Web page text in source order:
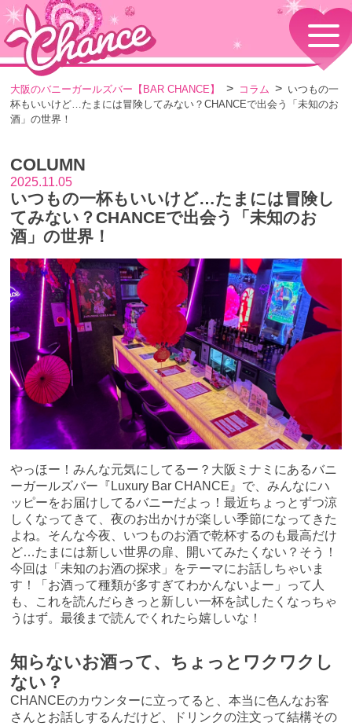
HOME
TOPページ
コンセプト
GIRLS
メニュー・料金
EVENTS
SHOP
店舗情報・よくある質問
VISITORS TO JAPAN
外国人観光客向け
RECRUIT
採用情報
大阪のバニーガールズバー【BAR CHANCE】 コラム
いつもの一
杯もいいけど…たまには冒険してみない？CHANCEで出会う「未知のお
酒」の世界！
COLUMN
2025.11.05
いつもの一杯もいいけど…たまには冒険し
てみない？CHANCEで出会う「未知のお
酒」の世界！
やっほー！みんな元気にしてるー？大阪ミナミにあるバニ
ーガールズバー『Luxury Bar CHANCE』で、みんなにハ
ッピーをお届けしてるバニーだよっ！最近ちょっとずつ涼
しくなってきて、夜のお出かけが楽しい季節になってきた
よね。そんな今夜、いつものお酒で乾杯するのも最高だけ
ど…たまには新しい世界の扉、開いてみたくない？そう！
今回は「未知のお酒の探求」をテーマにお話しちゃいま
す！「お酒って種類が多すぎてわかんないよー」って人
も、これを読んだらきっと新しい一杯を試したくなっちゃ
うはず。最後まで読んでくれたら嬉しいな！
知らないお酒って、ちょっとワクワクし
ない？
CHANCEのカウンターに立ってると、本当に色んなお客
さんとお話しするんだけど、ドリンクの注文って結構その